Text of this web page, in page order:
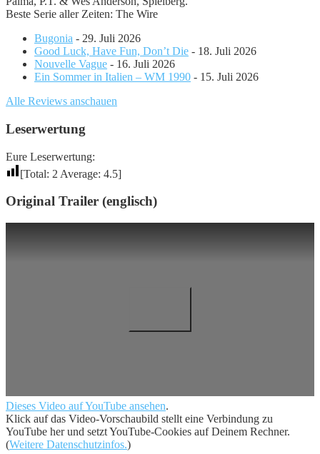
Beste Serie aller Zeiten: The Wire
Bugonia - 29. Juli 2026
Good Luck, Have Fun, Don’t Die - 18. Juli 2026
Nouvelle Vague - 16. Juli 2026
Ein Sommer in Italien – WM 1990 - 15. Juli 2026
Alle Reviews anschauen
Leserwertung
Eure Leserwertung:
[Total: 2 Average: 4.5]
Original Trailer (englisch)
Dieses Video auf YouTube ansehen.
Klick auf das Video-Vorschaubild stellt eine Verbindung zu
YouTube her und setzt YouTube-Cookies auf Deinem Rechner.
(Weitere Datenschutzinfos.)